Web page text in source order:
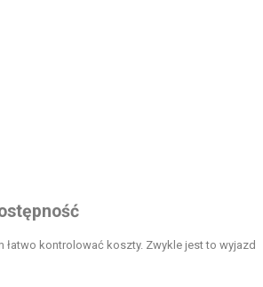
kontrolować koszty. Zwykle jest to wyjazd